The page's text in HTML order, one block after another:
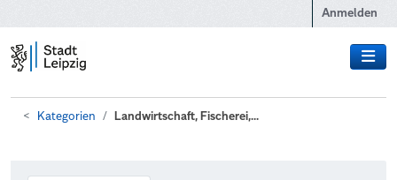
Anmelden
Kategorien Landwirtschaft, Fischerei,...